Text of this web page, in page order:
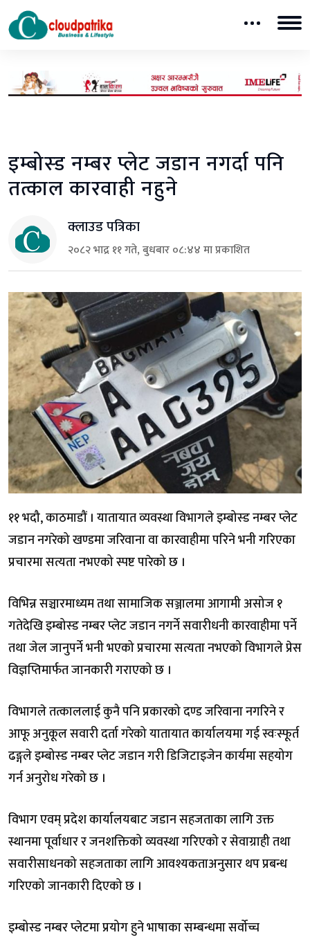
इम्बोस्ड नम्बर प्लेट जडान नगर्दा पनि
तत्काल कारवाही नहुने
क्लाउड पत्रिका
२०८२ भाद्र ११ गते, बुधबार ०८:४४ मा प्रकाशित
११ भदौ, काठमाडौं । यातायात व्यवस्था विभागले इम्बोस्ड नम्बर प्लेट
जडान नगरेको खण्डमा जरिवाना वा कारवाहीमा परिने भनी गरिएका
प्रचारमा सत्यता नभएको स्पष्ट पारेको छ ।
विभिन्न सञ्चारमाध्यम तथा सामाजिक सञ्जालमा आगामी असोज १
गतेदेखि इम्बोस्ड नम्बर प्लेट जडान नगर्ने सवारीधनी कारवाहीमा पर्ने
तथा जेल जानुपर्ने भनी भएको प्रचारमा सत्यता नभएको विभागले प्रेस
विज्ञप्तिमार्फत जानकारी गराएको छ ।
विभागले तत्काललाई कुनै पनि प्रकारको दण्ड जरिवाना नगरिने र
आफू अनुकूल सवारी दर्ता गरेको यातायात कार्यालयमा गई स्वःस्फूर्त
ढङ्गले इम्बोस्ड नम्बर प्लेट जडान गरी डिजिटाइजेन कार्यमा सहयोग
गर्न अनुरोध गरेको छ ।
विभाग एवम् प्रदेश कार्यालयबाट जडान सहजताका लागि उक्त
स्थानमा पूर्वाधार र जनशक्तिको व्यवस्था गरिएको र सेवाग्राही तथा
सवारीसाधनको सहजताका लागि आवश्यकताअनुसार थप प्रबन्ध
गरिएको जानकारी दिएको छ ।
इम्बोस्ड नम्बर प्लेटमा प्रयोग हुने भाषाका सम्बन्धमा सर्वोच्च